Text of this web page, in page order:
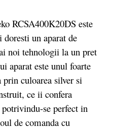
RCSA400K20DS este
doresti un aparat de
noi tehnologii la un pret
aparat este unul foarte
culoarea silver si
ce ii confera
se perfect in
de comanda cu